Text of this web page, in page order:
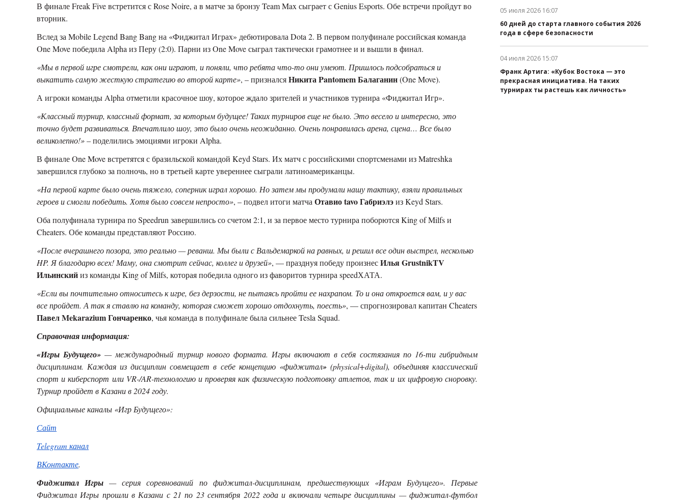
В финалеFreak Fiveвстретится сRose Noire, а в матче за бронзуTeam Maxсыграет сGenius Esports. Обе встречи пройдут во
вторник.
Вслед заMobile Legend Bang Bangна «Фиджитал Играх» дебютировалаDota 2. В первом полуфиналероссийская команда
One MoveпобедилаAlphaиз Перу(2:0). Парни изOne Moveсыграл тактически грамотнее и и вышли в финал.
«Мы в первой игре смотрели, как они играют, и поняли, что ребята что-то они умеют. Пришлось подсобраться и
выкатить самую жесткую стратегию во второй карте», – призналсяНикита Pantomem Балаганин(One Move).
А игроки командыAlphaотметили красочное шоу, которое ждало зрителей и участников турнира «Фиджитал Игр».
«Классный турнир, классный формат, за которым будущее! Таких турниров еще не было. Это весело и интересно, это
точно будет развиваться. Впечатлило шоу, это было очень неожиданно. Очень понравилась арена, сцена… Все было
великолепно!»– поделились эмоциями игроки Alpha.
В финалеOne Moveвстретятся с бразильской командой Keyd Stars. Их матчсроссийскими спортсменами изMatreshka
завершился глубоко за полночь, но в третьей карте увереннеесыграли латиноамериканцы.
«На первой карте было очень тяжело, соперник играл хорошо. Но затем мы продумали нашу тактику, взяли правильных
героев и смогли победить. Хотя было совсем непросто», – подвел итоги матчаОтавио tavo ГабриэлэизKeyd Stars.
Оба полуфинала турнира поSpeedrunзавершились со счетом 2:1, и за первое место турнира поборютсяKing of Milfsи
Cheaters. Обе команды представляют Россию.
«После вчерашнего позора, это реально — реванш. Мы были с Вальдемаркой на равных, и решил все один выстрел, несколько
HP. Я благодарю всех! Маму, она смотрит сейчас, коллег и друзей», — празднуя победу произнесИлья GrustnikTV
Ильинскийиз команды King of Milfs, которая победила одного из фаворитов турнираspeedХАТА.
«Если вы почтительно относитесь к игре, без дерзости, не пытаясь пройти ее нахрапом. То и она откроется вам, и у вас
все пройдет. А так я ставлю на команду, которая сможет хорошо отдохнуть, поесть», — спрогнозировал капитан Cheaters
Павел Mekarazium Гончаренко, чья команда в полуфинале была сильнее Tesla Squad.
Справочная информация:
«Игры Будущего» — международный турнир нового формата. Игры включают в себя состязания по 16-ти гибридным
дисциплинам. Каждая из дисциплин совмещает в себе концепцию «фиджитал»(physical+digital), объединяя классический
спорт и киберспорт или VR-/AR-технологию и проверяя как физическую подготовку атлетов, так и их цифровую сноровку.
Турнир пройдет в Казани в 2024 году.
Официальные каналы «Игр Будущего»:
Сайт
Telegram канал
ВКонтакте.
Фиджитал Игры— серия соревнований по фиджитал-дисциплинам, предшествующих «Играм Будущего». Первые
Фиджитал Игры прошли в Казани с 21 по 23 сентября 2022 года и включали четыре дисциплины — фиджитал-футбол
Дата публикации:
05 июля 2026 16:07
60 дней до старта главного события 2026
года в сфере безопасности
Дата публикации:
04 июля 2026 15:07
Франк Артига: «Кубок Востока — это
прекрасная инициатива. На таких
турнирах ты растешь как личность»